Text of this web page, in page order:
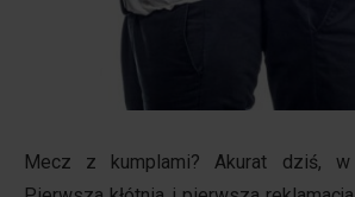
Mecz z kumplami? Akurat dziś, w